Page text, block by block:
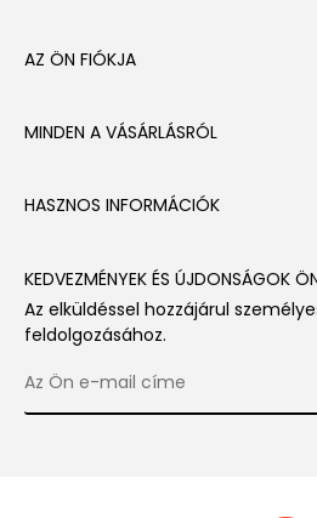
AZ ÖN FIÓKJA
MINDEN A VÁSÁRLÁSRÓL
HASZNOS INFORMÁCIÓK
KEDVEZMÉNYEK ÉS ÚJDONSÁGOK
Az elküldéssel hozzájárul
feldolgozásához.